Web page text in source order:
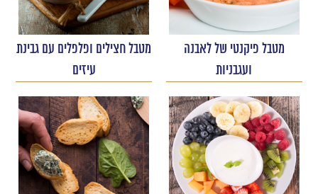
מטבל פיקנטי של לאבנה
ועגבניות
מטבל חצילים ופלפלים עם גבינת
עיזים